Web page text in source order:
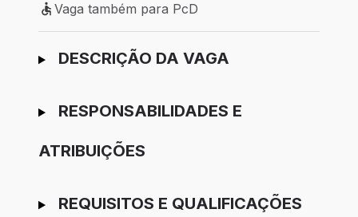
Vaga também para PcD
Vaga também para PcD
Ir para candidatura
DESCRIÇÃO DA VAGA
RESPONSABILIDADES E
ATRIBUIÇÕES
REQUISITOS E QUALIFICAÇÕES